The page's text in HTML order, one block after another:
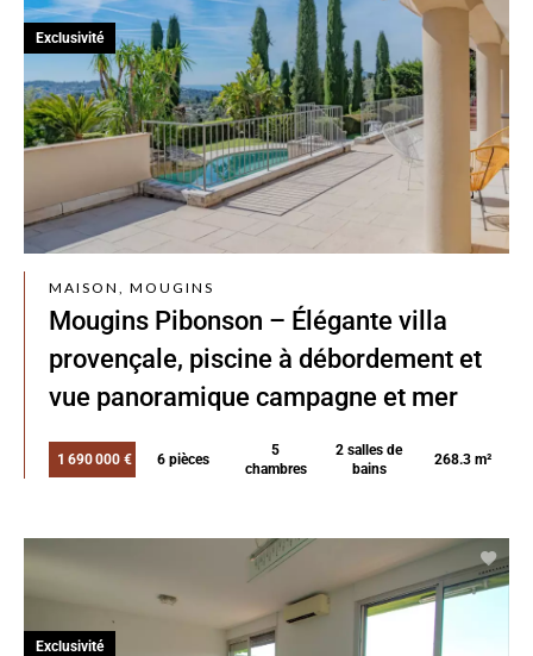
MAISON, MOUGINS
Mougins Pibonson – Élégante villa
provençale, piscine à débordement et
vue panoramique campagne et mer
1 690 000 € 6 pièces
5
chambres
2 salles de
bains
268.3 m²
Exclusivité
Exclusivité